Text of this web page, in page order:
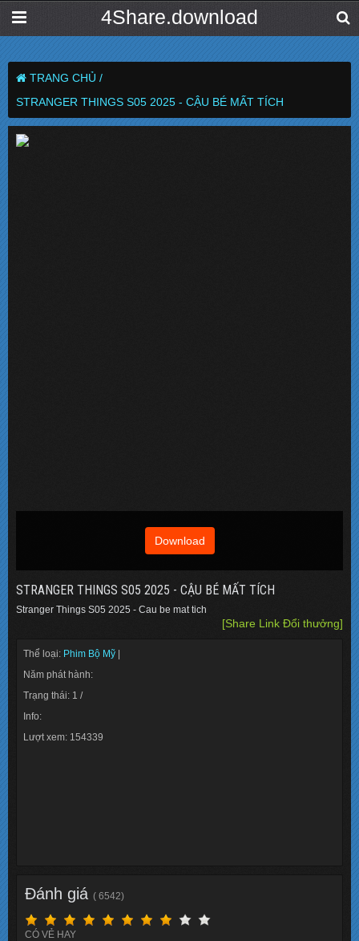
4Share.download
TRANG CHỦ /
STRANGER THINGS S05 2025 - CẬU BÉ MẤT TÍCH
Download
STRANGER THINGS S05 2025 - CẬU BÉ MẤT TÍCH
Stranger Things S05 2025 - Cau be mat tich
[Share Link Đổi thưởng]
Thể loại: Phim Bộ Mỹ
Năm phát hành:
Trạng thái: 1 /
Info:
Lượt xem: 154339
Đánh giá ( 6542)
CÓ VẺ HAY